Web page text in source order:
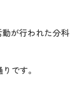
が行われた分科
です。